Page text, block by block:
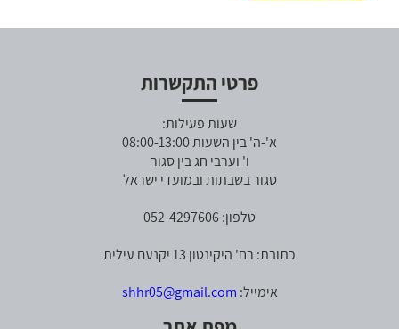
פרטי התקשרות
שעות פעילות:
א'-ה' בין השעות 08:00-13:00
ו' וערבי חג בין סגור
סגור בשבתות ובמועדי ישראל
טלפון: 052-4297606
כתובת: רח' היקינטון 13 יקנעם עילית
אימייל: shhr05@gmail.com